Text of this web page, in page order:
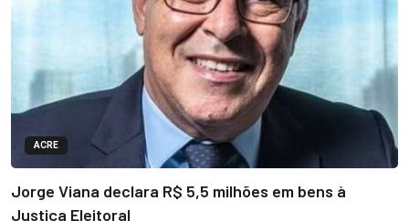
ACRE
Jorge Viana declara R$ 5,5 milhões em bens à
Justiça Eleitoral